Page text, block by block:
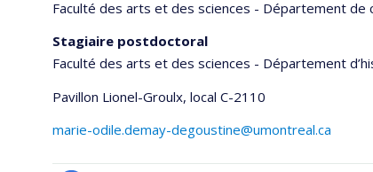
Faculté des arts et des sciences - Département de
Stagiaire postdoctoral
Faculté des arts et des sciences - Département
Pavillon Lionel-Groulx, local C-2110
marie-odile.demay-degoustine@umontreal.ca